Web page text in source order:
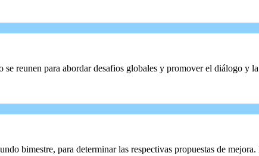
reunen para abordar desafios globales y promover el diálogo y
bimestre, para determinar las respectivas propuestas de mejora.